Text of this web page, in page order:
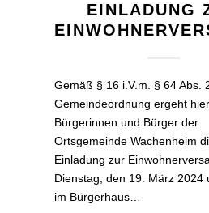
EINLADUNG
Gemäß § 16 i.V.m. § 64 Abs.
Gemeindeordnung ergeht
Bürgerinnen und Bürger der
Ortsgemeinde Wachenheim
Einladung zur
Dienstag, den 19. März 2024
im Bürgerhaus…